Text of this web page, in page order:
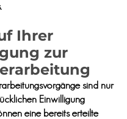
Ihrer
zur
sind nur
Einwilligung
eine bereits erteilte